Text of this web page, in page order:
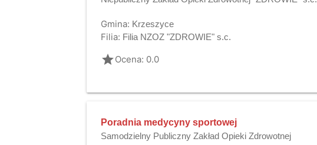
Gmina: Krzeszyce
Filia: Filia NZOZ "ZDROWIE" s.c.
gradeOcena: 0.0
Poradnia medycyny sportowej
Samodzielny Publiczny Zakład Opieki Zdrowotnej